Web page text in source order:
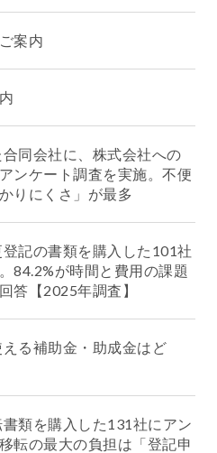
案内
同会社に、株式会社への
ンケート調査を実施。不便
りにくさ」が最多
記の書類を購入した101社
84.2%が時間と費用の課題
答【2025年調査】
える補助金・助成金はど
類を購入した131社にアン
転の最大の負担は「登記申